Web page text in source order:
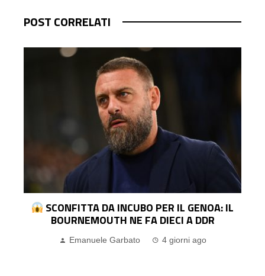
POST CORRELATI
SCONFITTA DA INCUBO PER IL GENOA: IL
BOURNEMOUTH NE FA DIECI A DDR
Emanuele Garbato 4 giorni ago